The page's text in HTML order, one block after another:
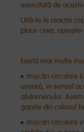
exercitată de
Uită-te la reacția
place ceva,
Există mai multe
mișcări circulare
ușoară, în sensul
abdomenului.
gazele din colonul
mișcări circulare